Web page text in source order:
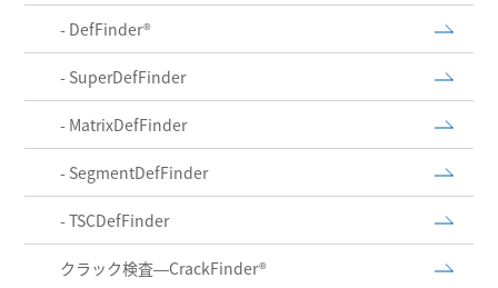
- DefFinder®
- SuperDefFinder
- MatrixDefFinder
- SegmentDefFinder
- TSCDefFinder
クラック検査―CrackFinder®